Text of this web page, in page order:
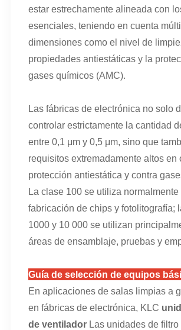
estar estrechamente alineada con
esenciales, teniendo en cuenta
dimensiones como el nivel de
propiedades antiestáticas y la
gases químicos (AMC).
Las fábricas de electrónica no solo
controlar estrictamente la cantidad
entre 0,1 μm y 0,5 μm, sino que
requisitos extremadamente altos en
protección antiestática y contra
La clase 100 se utiliza normalmente
fabricación de chips y fotolitografía;
1000 y 10 000 se utilizan
áreas de ensamblaje, pruebas y
Guía de selección de equipos
En aplicaciones de salas limpias a
en fábricas de electrónica, KLC
de ventiladorLas unidades de filtro